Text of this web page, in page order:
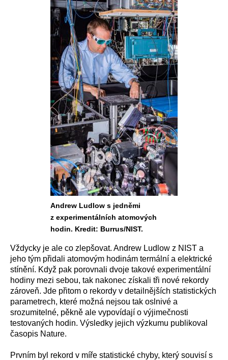
Andrew Ludlow s jedněmi
z experimentálních atomových
hodin. Kredit: Burrus/NIST.
Vždycky je ale co zlepšovat. Andrew Ludlow z NIST a
jeho tým přidali atomovým hodinám termální a elektrické
stínění. Když pak porovnali dvoje takové experimentální
hodiny mezi sebou, tak nakonec získali tři nové rekordy
zároveň. Jde přitom o rekordy v detailnějších statistických
parametrech, které možná nejsou tak oslnivé a
srozumitelné, pěkně ale vypovídají o výjimečnosti
testovaných hodin. Výsledky jejich výzkumu publikoval
časopis Nature.
Prvním byl rekord v míře statistické chyby, který souvisí s